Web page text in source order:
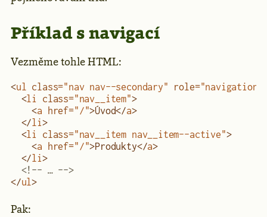
Příklad s navigací
Vezměme tohle HTML:
<ul class="nav nav--secondary" role="navigation"
  <
li class="nav__item">
    <
a href="/">Úvod</a>
  </
li>
  <
li class="nav__item nav__item--active">
    <
a href="/">Produkty</a>
  </
li>
  <!-- … -->
</ul>
Pak: